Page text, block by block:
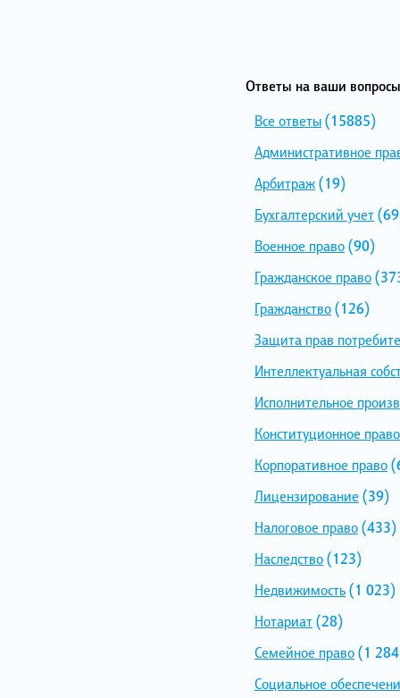
Ответы на ваши
Все ответы(15885)
Административное
Арбитраж(19)
Бухгалтерский учет
Военное право(90)
Гражданское право
Гражданство(126)
Защита прав
Интеллектуальная
Исполнительное
Конституционное право
Корпоративное право
Лицензирование (39)
Налоговое право(433)
Наследство(123)
Недвижимость(1 023)
Нотариат(28)
Семейное право(1
Социальное